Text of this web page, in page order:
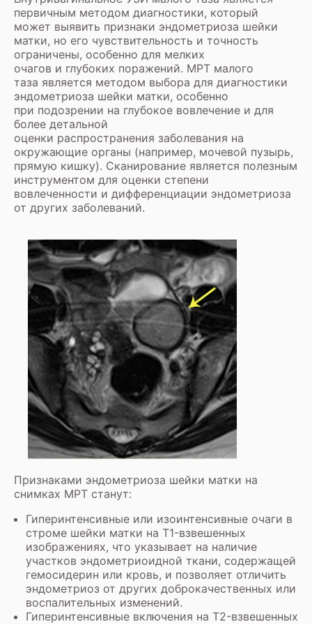
первичным методом диагностики, который
может выявить признаки эндометриоза шейки
матки, но его чувствительность и точность
ограничены, особенно для мелких
очагов и глубоких поражений. МРТ малого
таза является методом выбора для диагностики
эндометриоза шейки матки, особенно
при подозрении на глубокое вовлечение и для
более детальной
оценки распространения заболевания на
окружающие органы (например, мочевой пузырь,
прямую кишку). Сканирование является полезным
инструментом для оценки степени
вовлеченности и дифференциации эндометриоза
от других заболеваний.
Признаками эндометриоза шейки матки на
снимках МРТ станут:
Гиперинтенсивные или изоинтенсивные очаги в
строме шейки матки на T1-взвешенных
изображениях, что указывает на наличие
участков эндометриоидной ткани, содержащей
гемосидерин или кровь, и позволяет отличить
эндометриоз от других доброкачественных или
воспалительных изменений.
Гиперинтенсивные включения на T2-взвешенных